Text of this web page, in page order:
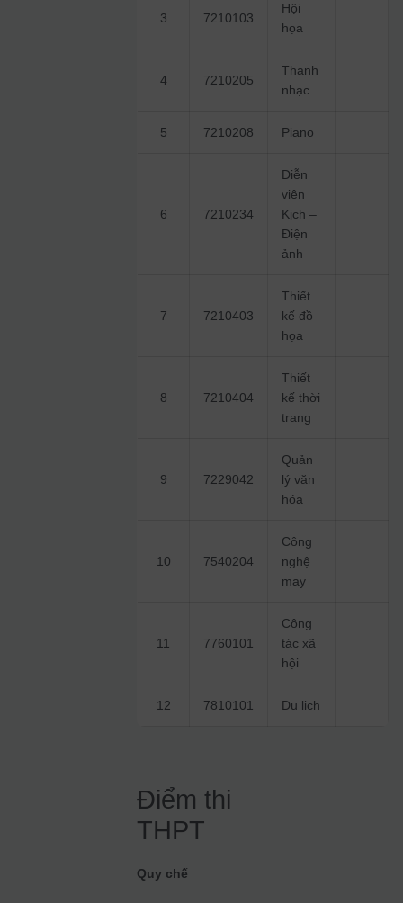
3 7210103
Hội
họa
4 7210205
Thanh
nhạc
5 7210208 Piano
6 7210234
Diễn
viên
Kịch –
Điện
ảnh
7 7210403
Thiết
kế đồ
họa
8 7210404
Thiết
kế thời
trang
9 7229042
Quản
lý văn
hóa
10 7540204
Công
nghệ
may
11 7760101
Công
tác xã
hội
12 7810101 Du lịch
Điểm thi
THPT
Quy chế